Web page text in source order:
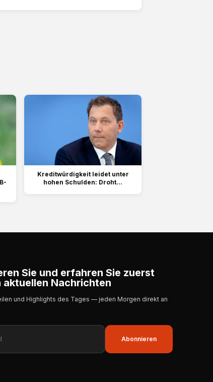
Kreditwürdigkeit leidet unter
hohen Schulden: Droht...
Sie und erfahren Sie zuerst
aktuellen Nachrichten
und Highlights des Tages — jeden Morgen direkt an
Abonnieren